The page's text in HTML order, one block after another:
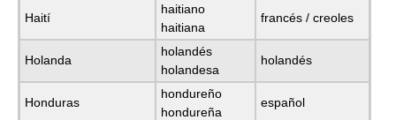
Haití
haitiano
haitiana
francés / creoles
Holanda
holandés
holandesa
holandés
Honduras
hondureño
hondureña
español